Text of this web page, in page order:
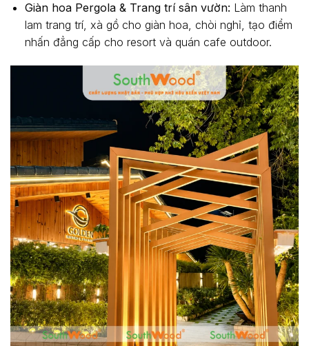
Giàn hoa Pergola & Trang trí sân vườn: Làm thanh
lam trang trí, xà gồ cho giàn hoa, chòi nghỉ, tạo điểm
nhấn đẳng cấp cho resort và quán cafe outdoor.